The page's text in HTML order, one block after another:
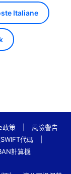
Italiane
政策
風險警告
代碼
計算機